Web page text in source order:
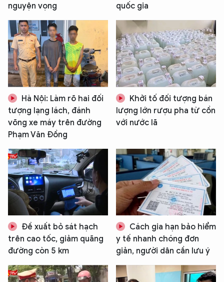
nguyện vọng
quốc gia
Hà Nội: Làm rõ hai đối
tượng lạng lách, đánh
võng xe máy trên đường
Phạm Văn Đồng
Khởi tố đối tượng bán
lượng lớn rượu pha từ cồn
với nước lã
Đề xuất bỏ sát hạch
trên cao tốc, giảm quãng
đường còn 5 km
Cách gia hạn bảo hiểm
y tế nhanh chóng đơn
giản, người dân cần lưu ý